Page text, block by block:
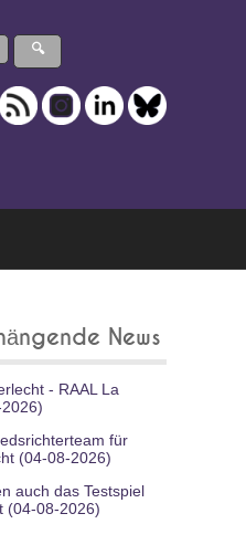
News
- RAAL La
für
(04-08-2026)
auch das Testspiel
(04-08-2026)